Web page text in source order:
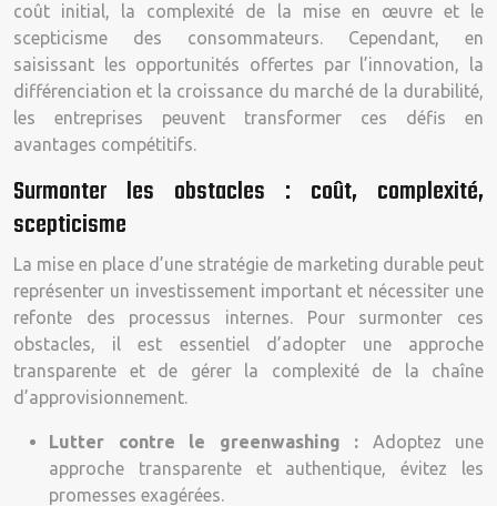
coût initial, la complexité de la mise en œuvre et le
scepticisme des consommateurs. Cependant, en
saisissant les opportunités offertes par l’innovation, la
différenciation et la croissance du marché de la durabilité,
les entreprises peuvent transformer ces défis en
avantages compétitifs.
Surmonter les obstacles : coût, complexité,
scepticisme
La mise en place d’une stratégie de marketing durable peut
représenter un investissement important et nécessiter une
refonte des processus internes. Pour surmonter ces
obstacles, il est essentiel d’adopter une approche
transparente et de gérer la complexité de la chaîne
d’approvisionnement.
Lutter contre le greenwashing : Adoptez une
approche transparente et authentique, évitez les
promesses exagérées.